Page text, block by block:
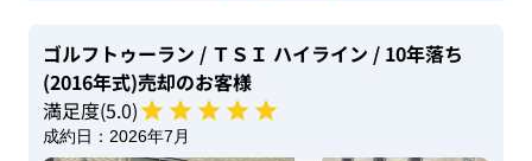
ゴルフトゥーラン / ＴＳＩ ハイライン / 10年落ち
(2016年式)売却のお客様
満足度(5.0)
成約日： 2026年7月